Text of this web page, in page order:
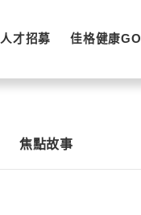
人才招募 佳格健康GO
焦點故事